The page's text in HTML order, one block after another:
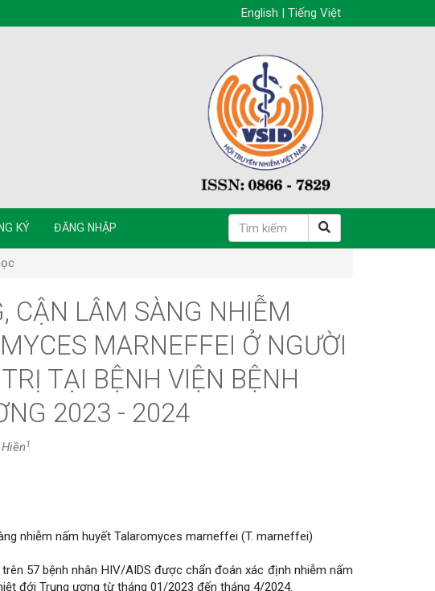
English | Tiếng Việt
KÝ ĐĂNG NHẬP
CẬN LÂM SÀNG NHIỄM
MARNEFFEI Ở NGƯỜI
TẠI BỆNH VIỆN BỆNH
2023 - 2024
1
nhiễm nấm huyết Talaromyces marneffei (T. marneffei)
57 bệnh nhân HIV/AIDS được chẩn đoán xác định nhiễm nấm
đới Trung ương từ tháng 01/2023 đến tháng 4/2024.